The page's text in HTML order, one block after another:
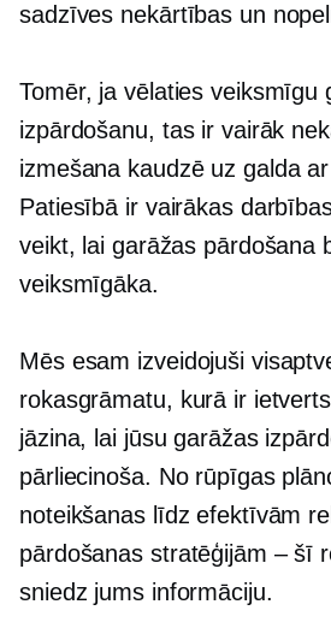
sadzīves nekārtības un
Tomēr, ja vēlaties veiksmīgu
izpārdošanu, tas ir vairāk
izmešana kaudzē uz galda
Patiesībā ir vairākas
veikt, lai garāžas pārdošana
veiksmīgāka.
Mēs esam izveidojuši
rokasgrāmatu, kurā ir
jāzina, lai jūsu garāžas
pārliecinoša. No rūpīgas
noteikšanas līdz efektīvām
pārdošanas stratēģijām – šī
sniedz jums informāciju.